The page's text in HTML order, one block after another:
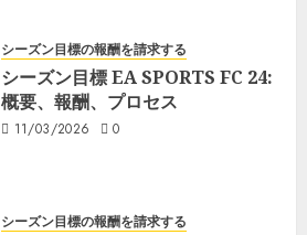
シーズン目標の報酬を請求する
シーズン目標 EA SPORTS FC 24:
概要、報酬、プロセス
11/03/2026 0
シーズン目標の報酬を請求する